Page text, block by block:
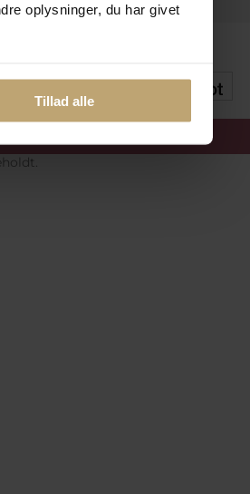
oplysninger, du har givet
Tillad alle